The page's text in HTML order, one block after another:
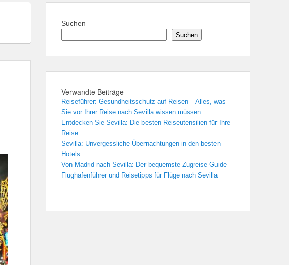
Suchen
Suchen
Verwandte Beiträge
Reiseführer: Gesundheitsschutz auf Reisen – Alles, was
Sie vor Ihrer Reise nach Sevilla wissen müssen
Entdecken Sie Sevilla: Die besten Reiseutensilien für Ihre
Reise
Sevilla: Unvergessliche Übernachtungen in den besten
Hotels
Von Madrid nach Sevilla: Der bequemste Zugreise-Guide
Flughafenführer und Reisetipps für Flüge nach Sevilla